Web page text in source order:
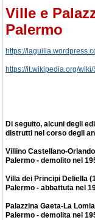
Ville e
Palermo
https://
https://it.wikipedia.org/
Di seguito, alcuni degli
distrutti nel corso degli
Villino Castellano-
Palermo - demolito nel
Villa dei Principi Deliella
Palermo - abbattuta nel
Palazzina Gaeta-La
Palermo - demolita nel